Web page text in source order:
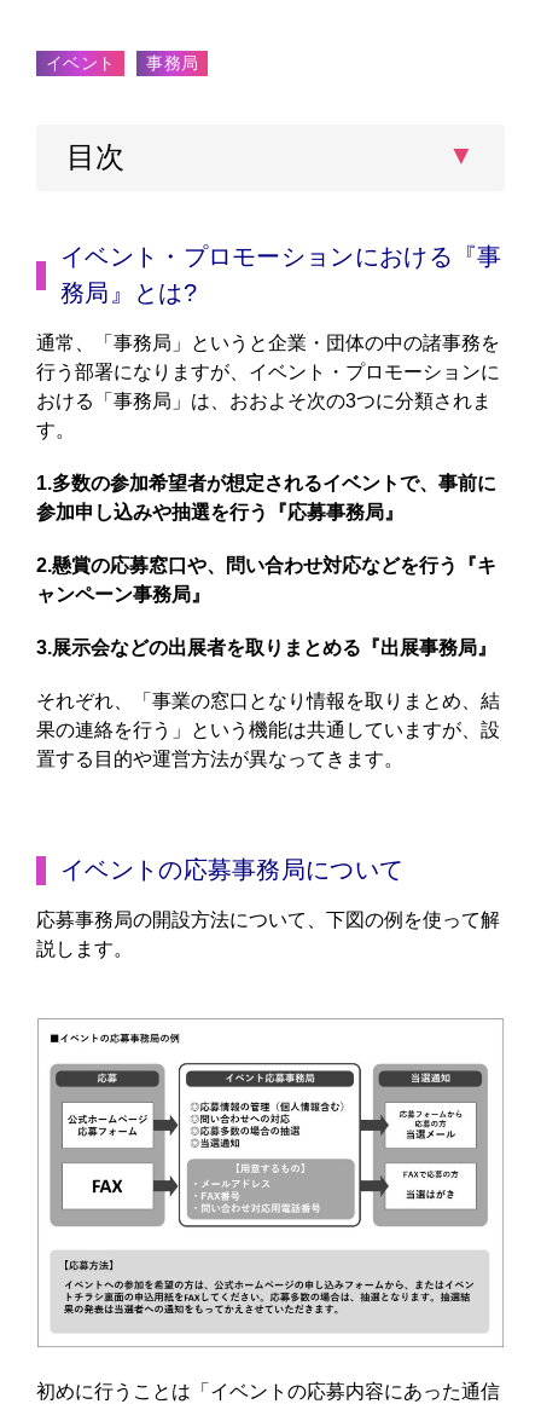
イベント 事務局
目次
イベント・プロモーションにおける『事
務局』とは?
通常、「事務局」というと企業・団体の中の諸事務を
行う部署になりますが、イベント・プロモーションに
おける「事務局」は、おおよそ次の3つに分類されま
す。
1.多数の参加希望者が想定されるイベントで、事前に
参加申し込みや抽選を行う『応募事務局』
2.懸賞の応募窓口や、問い合わせ対応などを行う『キ
ャンペーン事務局』
3.展示会などの出展者を取りまとめる『出展事務局』
それぞれ、「事業の窓口となり情報を取りまとめ、結
果の連絡を行う」という機能は共通していますが、設
置する目的や運営方法が異なってきます。
イベントの応募事務局について
応募事務局の開設方法について、下図の例を使って解
説します。
初めに行うことは「イベントの応募内容にあった通信